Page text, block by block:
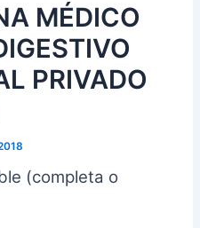
MÉDICO
PRIVADO
(completa o